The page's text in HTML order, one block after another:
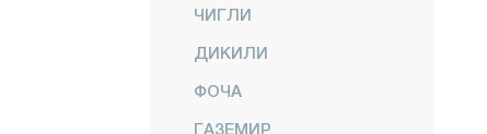
ЧИГЛИ
ДИКИЛИ
ФОЧА
ГАЗЕМИР